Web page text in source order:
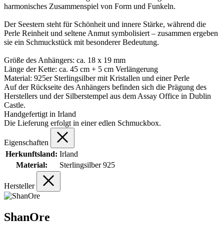
harmonisches Zusammenspiel von Form und Funkeln.
Der Seestern steht für Schönheit und innere Stärke, während die
Perle Reinheit und seltene Anmut symbolisiert – zusammen ergeben
sie ein Schmuckstück mit besonderer Bedeutung.
Größe des Anhängers: ca. 18 x 19 mm
Länge der Kette: ca. 45 cm + 5 cm Verlängerung
Material: 925er Sterlingsilber mit Kristallen und einer Perle
Auf der Rückseite des Anhängers befinden sich die Prägung des
Herstellers und der Silberstempel aus dem Assay Office in Dublin
Castle.
Handgefertigt in Irland
Die Lieferung erfolgt in einer edlen Schmuckbox.
Eigenschaften
Herkunftsland: Irland
Material:
Sterlingsilber 925
Hersteller
ShanOre